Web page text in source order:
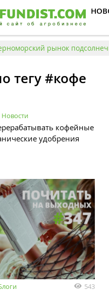
рынок
тегу #кофе
Новости
кофейные
удобрения
543